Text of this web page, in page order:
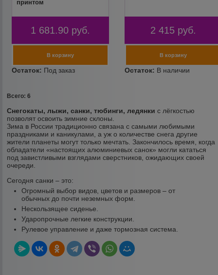
принтом
1 681.90 руб. 2 415 руб.
Всего: 6
Снегокаты, лыжи, санки, тюбинги, ледянки c лёгкостью
позволят освоить зимние склоны.
Зима в России традиционно связана с самыми любимыми
праздниками и каникулами, а уж о количестве снега другие
жители планеты могут только мечтать. Закончилось время, когда
обладатели «настоящих алюминиевых санок» могли кататься
под завистливыми взглядами сверстников, ожидающих своей
очереди.
Сегодня санки – это:
Огромный выбор видов, цветов и размеров – от
обычных до почти неземных форм.
Нескользящее сиденье.
Ударопрочные легкие конструкции.
Рулевое управление и даже тормозная система.